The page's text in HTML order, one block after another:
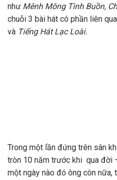
như Mênh Mông Tình Buồn,
chuỗi 3 bài hát có phần liên
và Tiếng Hát Lạc Loài.
Trong một lần đứng trên sân
tròn 10 năm trước khi qua đời
một ngày nào đó ông còn nữa,